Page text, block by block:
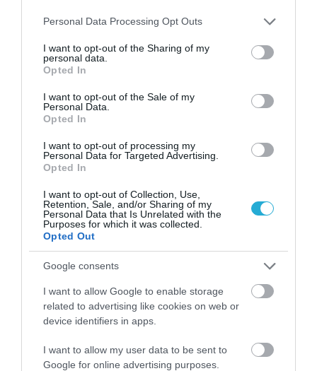
Please note that this website/app uses one or more Google
not limited to your visit or usage behaviour. You may click to
grant or deny consent to Google and its third-party tags to
use your data for below specified purposes in below Google
consent section.
Personal Data Processing Opt Outs
I want to opt-out of the Sharing of my
personal data.
Opted In
I want to opt-out of the Sale of my
Personal Data.
Opted In
I want to opt-out of processing my
Personal Data for Targeted Advertising.
Opted In
I want to opt-out of Collection, Use,
Retention, Sale, and/or Sharing of my
Personal Data that Is Unrelated with the
Purposes for which it was collected.
Opted Out
Google consents
I want to allow Google to enable storage
related to advertising like cookies on web or
device identifiers in apps.
I want to allow my user data to be sent to
Google for online advertising purposes.
03.08.2026
σοκολάτα